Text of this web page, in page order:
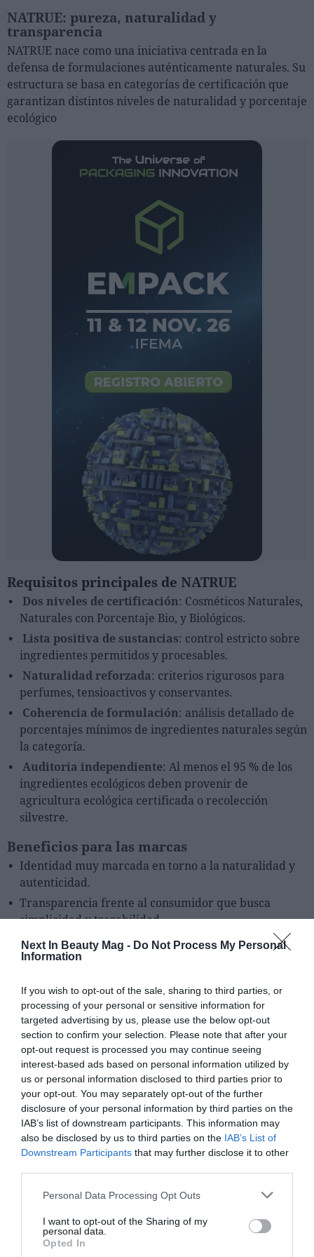
Next In Beauty Mag - Do Not Process My Personal
Information
If you wish to opt-out of the sale, sharing to third parties, or
processing of your personal or sensitive information for
targeted advertising by us, please use the below opt-out
section to confirm your selection. Please note that after your
opt-out request is processed you may continue seeing
interest-based ads based on personal information utilized by
us or personal information disclosed to third parties prior to
your opt-out. You may separately opt-out of the further
disclosure of your personal information by third parties on the
IAB’s list of downstream participants. This information may
also be disclosed by us to third parties on the IAB’s List of
Downstream Participants that may further disclose it to other
Personal Data Processing Opt Outs
I want to opt-out of the Sharing of my
personal data.
Opted In
NATRUE: pureza, naturalidad y
transparencia
NATRUE nace como una iniciativa centrada en la
defensa de formulaciones auténticamente naturales. Su
estructura se basa en categorías de certificación que
garantizan distintos niveles de naturalidad y porcentaje
ecológico
Requisitos principales de NATRUE
Dos niveles de certificación: Cosméticos Naturales,
Naturales con Porcentaje Bio, y Biológicos.
Lista positiva de sustancias: control estricto sobre
ingredientes permitidos y procesables.
Naturalidad reforzada: criterios rigurosos para
perfumes, tensioactivos y conservantes.
Coherencia de formulación: análisis detallado de
porcentajes mínimos de ingredientes naturales según
la categoría.
Auditoria independiente: Al menos el 95 % de los
ingredientes ecológicos deben provenir de
agricultura ecológica certificada o recolección
silvestre.
Beneficios para las marcas
Identidad muy marcada en torno a la naturalidad y
autenticidad.
Transparencia frente al consumidor que busca
simplicidad y trazabilidad.
Visibilidad internacional dentro de un estándar
ampliamente reconocido en Europa.
alta calidad.
Cómo estas certificaciones ayudan a posicionarse
como líder en sostenibilidad para 2026
El mercado de 2026 estará definido por consumidores
que no solo buscan productos efectivos, sino también
seguros, responsables y avalados por normas exigentes.
COSMOS y NATRUE permiten:
Adoptar estándares sólidos que generan confianza.
Integrar sostenibilidad desde la formulación hasta el
Alinear el portafolio con tendencias regulatorias
emergentes.